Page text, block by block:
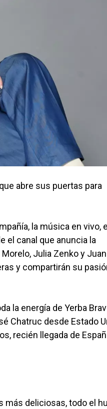
abre sus puertas para
la música en vivo,
el canal que anuncia la
Julia Zenko y Juan
y compartirán su
la energía de Yerba
Chatruc desde Estado
recién llegada de
más deliciosas, todo el